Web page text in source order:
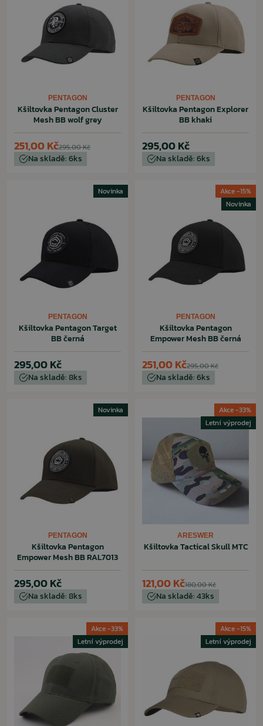
PENTAGON
Kšiltovka Pentagon Cluster
Mesh BB wolf grey
295,00 Kč
251,00 Kč
Na skladě: 6ks
PENTAGON
Kšiltovka Pentagon Explorer
BB khaki
295,00 Kč
Na skladě: 6ks
Novinka
PENTAGON
Kšiltovka Pentagon Target
BB černá
295,00 Kč
Na skladě: 8ks
Akce -15%
Novinka
PENTAGON
Kšiltovka Pentagon
Empower Mesh BB černá
295,00 Kč
251,00 Kč
Na skladě: 6ks
Novinka
PENTAGON
Kšiltovka Pentagon
Empower Mesh BB RAL7013
295,00 Kč
Na skladě: 8ks
Akce -33%
Letní výprodej
ARESWER
Kšiltovka Tactical Skull MTC
180,00 Kč
121,00 Kč
Na skladě: 43ks
Akce -33%
Letní výprodej
Akce -15%
Letní výprodej